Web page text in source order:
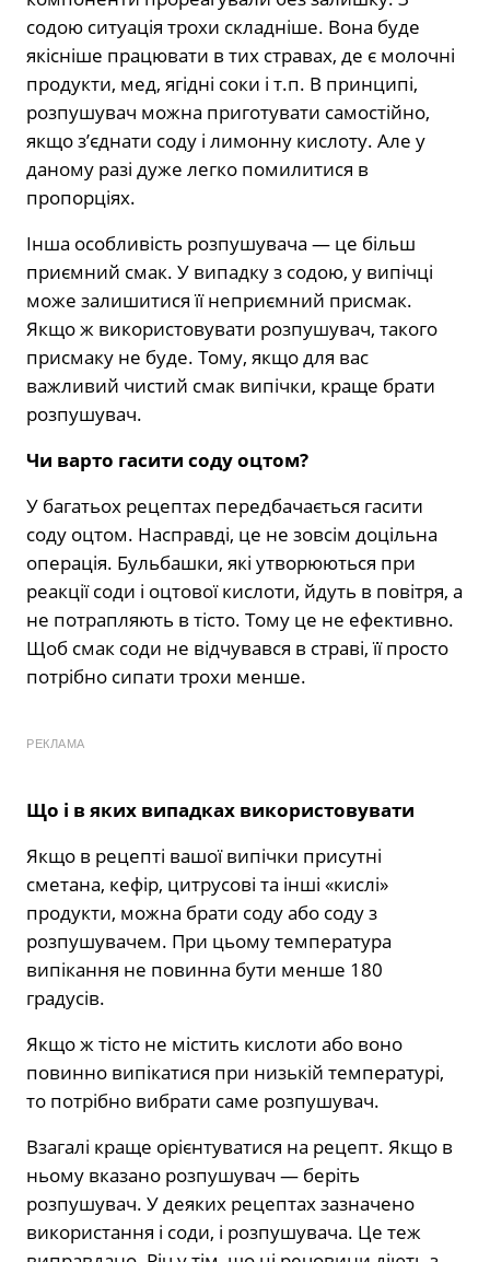
содою ситуація трохи складніше. Вона буде
якісніше працювати в тих стравах, де є молочні
продукти, мед, ягідні соки і т.п. В принципі,
розпушувач можна приготувати самостійно,
якщо з’єднати соду і лимонну кислоту. Але у
даному разі дуже легко помилитися в
пропорціях.
Інша особливість розпушувача — це більш
приємний смак. У випадку з содою, у випічці
може залишитися її неприємний присмак.
Якщо ж використовувати розпушувач, такого
присмаку не буде. Тому, якщо для вас
важливий чистий смак випічки, краще брати
розпушувач.
Чи варто гасити соду оцтом?
У багатьох рецептах передбачається гасити
соду оцтом. Насправді, це не зовсім доцільна
операція. Бульбашки, які утворюються при
реакції соди і оцтової кислоти, йдуть в повітря, а
не потрапляють в тісто. Тому це не ефективно.
Щоб смак соди не відчувався в страві, її просто
потрібно сипати трохи менше.
РЕКЛАМА
Що і в яких випадках використовувати
Якщо в рецепті вашої випічки присутні
сметана, кефір, цитрусові та інші «кислі»
продукти, можна брати соду або соду з
розпушувачем. При цьому температура
випікання не повинна бути менше 180
градусів.
Якщо ж тісто не містить кислоти або воно
повинно випікатися при низькій температурі,
то потрібно вибрати саме розпушувач.
Взагалі краще орієнтуватися на рецепт. Якщо в
ньому вказано розпушувач — беріть
розпушувач. У деяких рецептах зазначено
використання і соди, і розпушувача. Це теж